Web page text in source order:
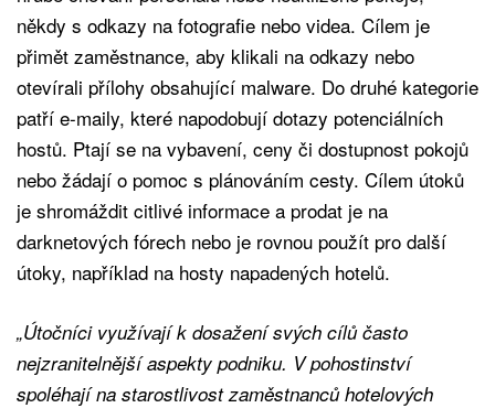
někdy s odkazy na fotografie nebo videa. Cílem je
přimět zaměstnance, aby klikali na odkazy nebo
otevírali přílohy obsahující malware. Do druhé kategorie
patří e-maily, které napodobují dotazy potenciálních
hostů. Ptají se na vybavení, ceny či dostupnost pokojů
nebo žádají o pomoc s plánováním cesty. Cílem útoků
je shromáždit citlivé informace a prodat je na
darknetových fórech nebo je rovnou použít pro další
útoky, například na hosty napadených hotelů.
„Útočníci využívají k dosažení svých cílů často
nejzranitelnější aspekty podniku. V pohostinství
spoléhají na starostlivost zaměstnanců hotelových